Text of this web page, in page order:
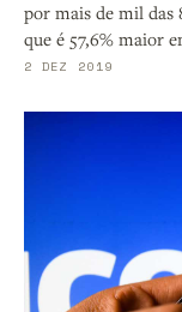
por mais de mil das
que é 57,6% maior
2 DEZ 2019